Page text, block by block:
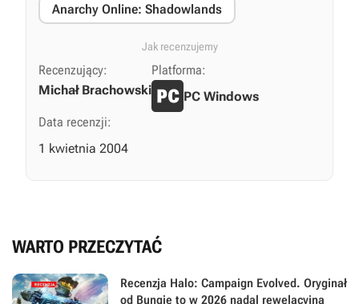
Anarchy Online: Shadowlands
Jak recenzujemy
Recenzujący:
Michał Brachowski
Platforma:
PC Windows
Data recenzji:
1 kwietnia 2004
WARTO PRZECZYTAĆ
Recenzja Halo: Campaign Evolved. Oryginał
od Bungie to w 2026 nadal rewelacyjna